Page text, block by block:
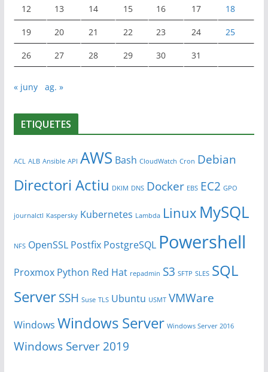
12 13 14 15 16 17 18
19 20 21 22 23 24 25
26 27 28 29 30 31
« juny ag. »
ETIQUETES
ACL ALB Ansible API AWS Bash CloudWatch Cron Debian
Directori Actiu DKIM DNS Docker EBS EC2 GPO
journalctl Kaspersky Kubernetes Lambda Linux MySQL
NFS OpenSSL Postfix PostgreSQL Powershell
Proxmox Python Red Hat repadmin S3 SFTP SLES SQL
ServerSSH Suse TLS Ubuntu USMT VMWare
Windows Windows Server Windows Server 2016
Windows Server 2019